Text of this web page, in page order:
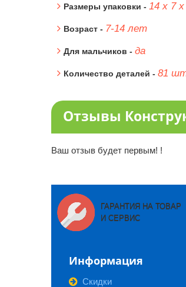
Размеры упаковки - 14 х 7
Возраст - 7-14 лет
Для мальчиков - да
Количество деталей - 81
Отзывы
Ваш отзыв будет первым! !
ГАРАНТИЯ НА ТОВАР
И СЕРВИС
Информация
Скидки